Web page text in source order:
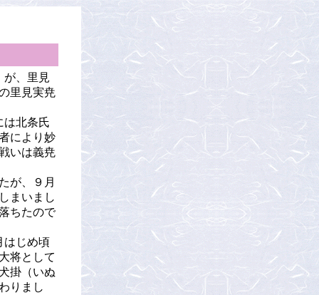
が、里見
里見実尭
北条氏
により妙
いは義尭
が、９月
まいまし
ちたので
はじめ頃
将として
掛（いぬ
りまし